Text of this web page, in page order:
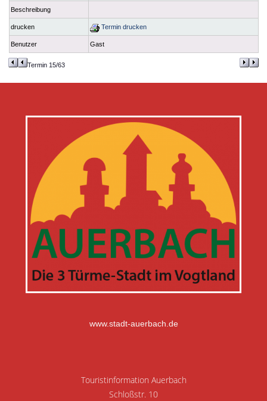
Beschreibung
drucken Termin drucken
Benutzer Gast
Termin 15/63
www.stadt-auerbach.de
Touristinformation Auerbach
Schloßstr. 10